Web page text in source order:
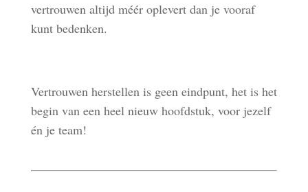
vertrouwen altijd méér oplevert dan je vooraf
kunt bedenken.
Vertrouwen herstellen is geen eindpunt, het is het
begin van een heel nieuw hoofdstuk, voor jezelf
én je team!